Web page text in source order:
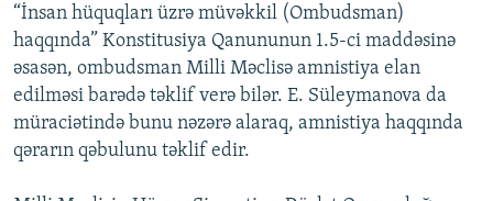
“İnsan hüquqları üzrə müvəkkil (Ombudsman)
haqqında” Konstitusiya Qanununun 1.5-ci maddəsinə
əsasən, ombudsman Milli Məclisə amnistiya elan
edilməsi barədə təklif verə bilər. E. Süleymanova da
müraciətində bunu nəzərə alaraq, amnistiya haqqında
qərarın qəbulunu təklif edir.